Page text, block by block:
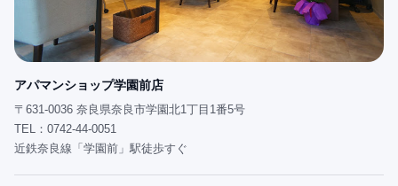
アパマンショップ学園前店
〒631-0036 奈良県奈良市学園北1丁目1番5号
TEL：0742-44-0051
近鉄奈良線「学園前」駅徒歩すぐ